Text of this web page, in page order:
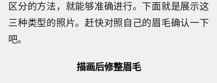
区分的方法，就能够准确进行。下面就是展示这
三种类型的照片。赶快对照自己的眉毛确认一下
吧。
描画后修整眉毛